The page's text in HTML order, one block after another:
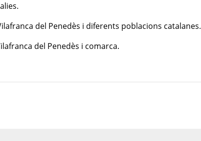
del Penedès i diferents poblacions catalanes.
del Penedès i comarca.